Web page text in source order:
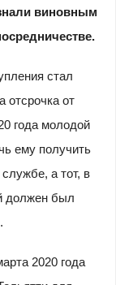
виновным
стал
отсрочка от
года молодой
ему получить
а тот, в
должен был
2020 года